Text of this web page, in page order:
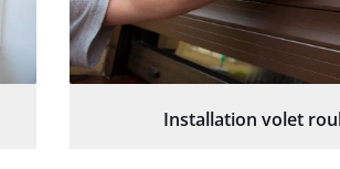
Installation volet